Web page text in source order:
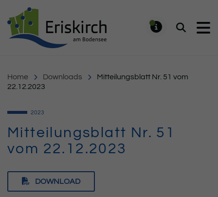
Suchen
Home Downloads
Mitteilungsblatt Nr. 51 vom
22.12.2023
2023
Mitteilungsblatt Nr. 51
vom 22.12.2023
DOWNLOAD